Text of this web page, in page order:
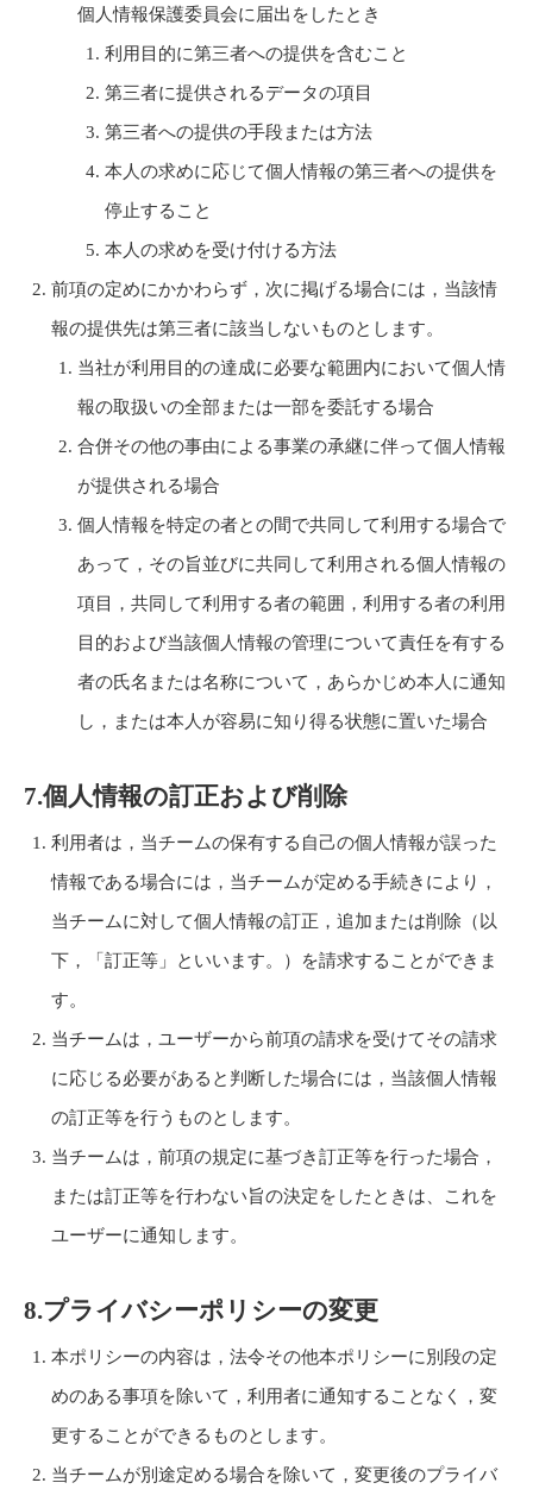
個人情報保護委員会に届出をしたとき
利用目的に第三者への提供を含むこと
第三者に提供されるデータの項目
第三者への提供の手段または方法
本人の求めに応じて個人情報の第三者への提供を
停止すること
本人の求めを受け付ける方法
前項の定めにかかわらず，次に掲げる場合には，当該情
報の提供先は第三者に該当しないものとします。
当社が利用目的の達成に必要な範囲内において個人情
報の取扱いの全部または一部を委託する場合
合併その他の事由による事業の承継に伴って個人情報
が提供される場合
個人情報を特定の者との間で共同して利用する場合で
あって，その旨並びに共同して利用される個人情報の
項目，共同して利用する者の範囲，利用する者の利用
目的および当該個人情報の管理について責任を有する
者の氏名または名称について，あらかじめ本人に通知
し，または本人が容易に知り得る状態に置いた場合
7.個人情報の訂正および削除
利用者は，当チームの保有する自己の個人情報が誤った
情報である場合には，当チームが定める手続きにより，
当チームに対して個人情報の訂正，追加または削除（以
下，「訂正等」といいます。）を請求することができま
す。
当チームは，ユーザーから前項の請求を受けてその請求
に応じる必要があると判断した場合には，当該個人情報
の訂正等を行うものとします。
当チームは，前項の規定に基づき訂正等を行った場合，
または訂正等を行わない旨の決定をしたときは、これを
ユーザーに通知します。
8.プライバシーポリシーの変更
本ポリシーの内容は，法令その他本ポリシーに別段の定
めのある事項を除いて，利用者に通知することなく，変
更することができるものとします。
当チームが別途定める場合を除いて，変更後のプライバ